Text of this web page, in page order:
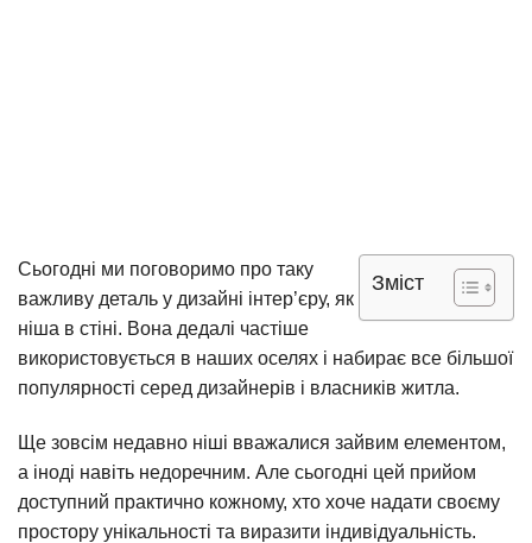
Зміст
Сьогодні ми поговоримо про таку
важливу деталь у дизайні інтер’єру, як
ніша в стіні. Вона дедалі частіше
використовується в наших оселях і набирає все більшої
популярності серед дизайнерів і власників житла.
Ще зовсім недавно ніші вважалися зайвим елементом,
а іноді навіть недоречним. Але сьогодні цей прийом
доступний практично кожному, хто хоче надати своєму
простору унікальності та виразити індивідуальність.